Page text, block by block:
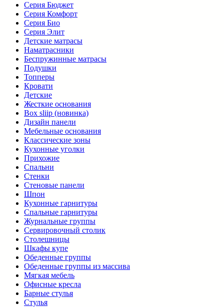
Серия Бюджет
Серия Комфорт
Серия Био
Серия Элит
Детские матрасы
Наматрасники
Беспружинные матрасы
Подушки
Топперы
Кровати
Детские
Жесткие основания
Box sliip (новинка)
Дизайн панели
Мебельные основания
Классические зоны
Кухонные уголки
Прихожие
Спальни
Стенки
Стеновые панели
Шпон
Кухонные гарнитуры
Спальные гарнитуры
Журнальные группы
Сервировочный столик
Столешницы
Шкафы купе
Обеденные группы
Обеденные группы из массива
Мягкая мебель
Офисные кресла
Барные стулья
Стулья